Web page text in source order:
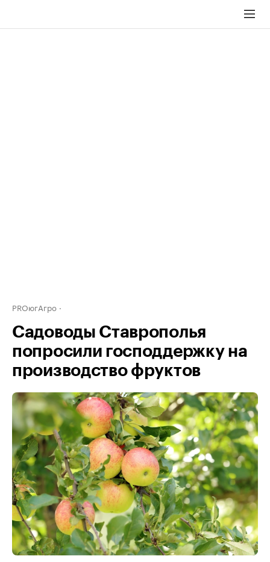
PROюгАгро
Садоводы Ставрополья
попросили господдержку на
производство фруктов